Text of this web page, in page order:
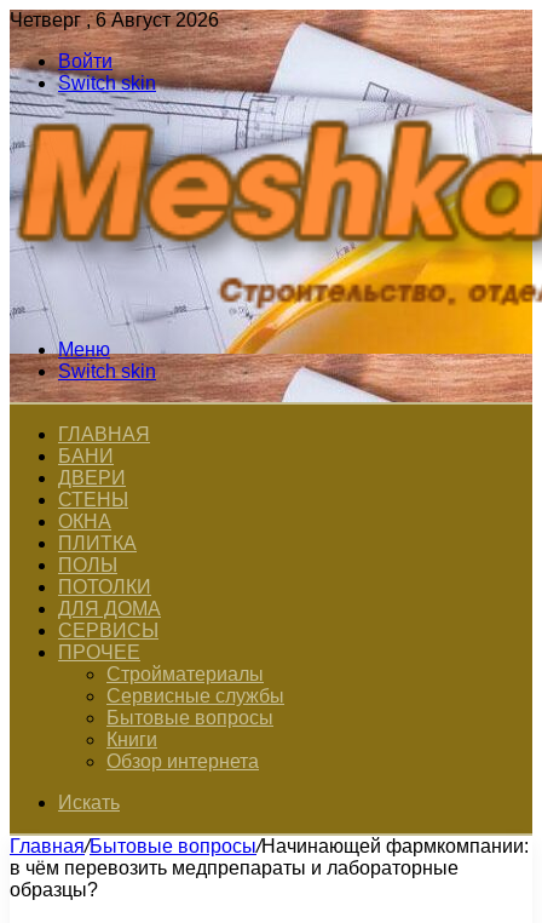
Четверг , 6 Август 2026
Войти
Switch skin
Меню
Switch skin
ГЛАВНАЯ
БАНИ
ДВЕРИ
СТЕНЫ
ОКНА
ПЛИТКА
ПОЛЫ
ПОТОЛКИ
ДЛЯ ДОМА
СЕРВИСЫ
ПРОЧЕЕ
Стройматериалы
Сервисные службы
Бытовые вопросы
Книги
Обзор интернета
Искать
Главная/Бытовые вопросы/Начинающей фармкомпании:
в чём перевозить медпрепараты и лабораторные
образцы?